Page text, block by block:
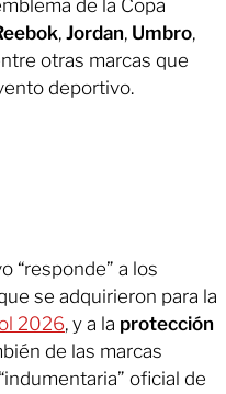
de la Copa
, Jordan, Umbro,
otras marcas que
deportivo.
“responde” a los
se adquirieron para la
2026, y a la protección
de las marcas
oficial de